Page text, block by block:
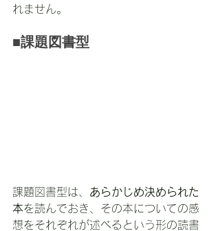
れません。
■課題図書型
課題図書型は、 あらかじめ決められた
本を読んでおき、その本についての感
想をそれぞれが述べるという形の読書